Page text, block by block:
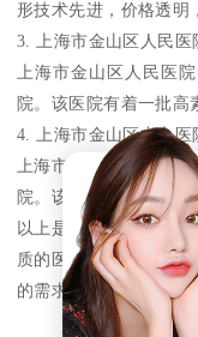
形技术先进，价格透明
3. 上海市金山区人民医
上海市金山区人民医
院。该医院有着一批高
4. 上海市金山区中心医
上海市金山区中心医院
院。该医院技术先进，
以上是金山区比较知
质的医疗团队，如果你
的需求和实际情况选择